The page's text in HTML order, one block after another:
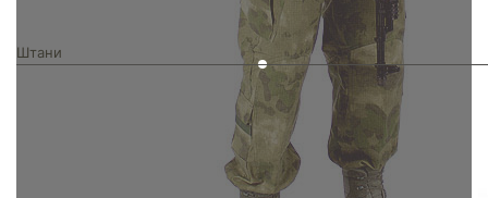
Штани